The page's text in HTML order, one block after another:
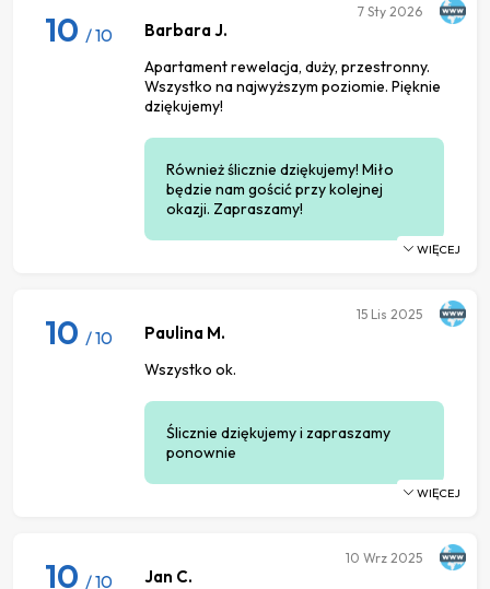
10 / 10 Barbara J.
Apartament rewelacja, duży, przestronny.
Wszystko na najwyższym poziomie. Pięknie
dziękujemy!
Również ślicznie dziękujemy! Miło
będzie nam gościć przy kolejnej
okazji. Zapraszamy!
7 Sty 2026
WIĘCEJ
10 / 10 Paulina M.
Wszystko ok.
Ślicznie dziękujemy i zapraszamy
ponownie
15 Lis 2025
WIĘCEJ
10 / 10 Jan C.
10 Wrz 2025